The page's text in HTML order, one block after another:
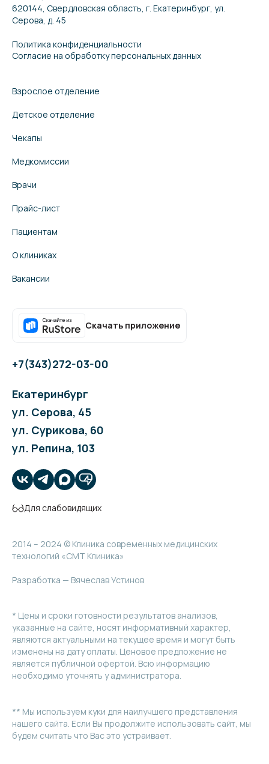
620144, Свердловская область, г. Екатеринбург, ул.
Серова, д. 45
Политика конфиденциальности
Согласие на обработку персональных данных
Взрослое отделение
Детское отделение
Чекапы
Медкомиссии
Врачи
Прайс-лист
Пациентам
О клиниках
Вакансии
Скачать приложение
+7(343)272-03-00
Екатеринбург
ул. Серова, 45
ул. Сурикова, 60
ул. Репина, 103
Для слабовидящих
2014 – 2024 © Клиника современных медицинских
технологий «СМТ Клиника»
Разработка — Вячеслав Устинов
* Цены и сроки готовности результатов анализов,
указанные на сайте, носят информативный характер,
являются актуальными на текущее время и могут быть
изменены на дату оплаты. Ценовое предложение не
является публичной офертой. Всю информацию
необходимо уточнять у администратора.
** Мы используем куки для наилучшего представления
нашего сайта. Если Вы продолжите использовать сайт, мы
будем считать что Вас это устраивает.